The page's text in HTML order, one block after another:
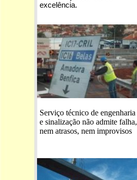
excelência.
Serviço técnico de engenharia
e sinalização não admite falha,
nem atrasos, nem improvisos